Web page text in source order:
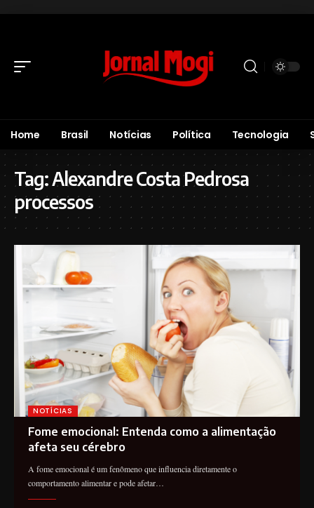
Home Brasil Notícias Política Tecnologia
Tag:Alexandre Costa Pedrosa
processos
NOTÍCIAS
Fome emocional: Entenda como a alimentação
afeta seu cérebro
A fome emocional é um fenômeno que influencia diretamente o
comportamento alimentar e pode afetar…